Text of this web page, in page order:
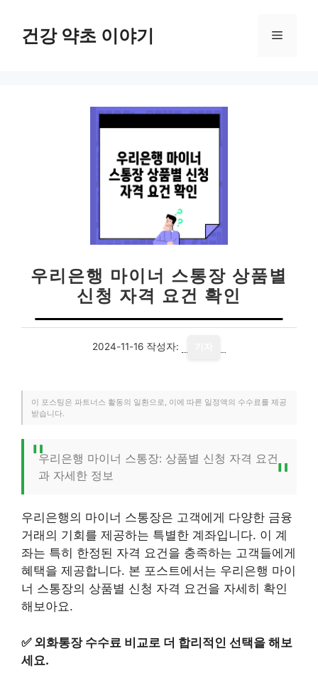
건강 약초 이야기 메
우리은행 마이너 스통장 상품별
신청 자격 요건 확인
2024-11-16 작성자:
이 포스팅은 파트너스 활동의 일환으로, 이에 따른 일정액의 수수료를 제공
받습니다.
우리은행 마이너 스통장: 상품별 신청 자격 요건
과 자세한 정보
우리은행의 마이너 스통장은 고객에게 다양한 금융
거래의 기회를 제공하는 특별한 계좌입니다. 이 계
좌는 특히 한정된 자격 요건을 충족하는 고객들에게
혜택을 제공합니다. 본 포스트에서는 우리은행 마이
너 스통장의 상품별 신청 자격 요건을 자세히 확인
해보아요.
✅ 외화통장 수수료 비교로 더 합리적인 선택을 해보
세요.